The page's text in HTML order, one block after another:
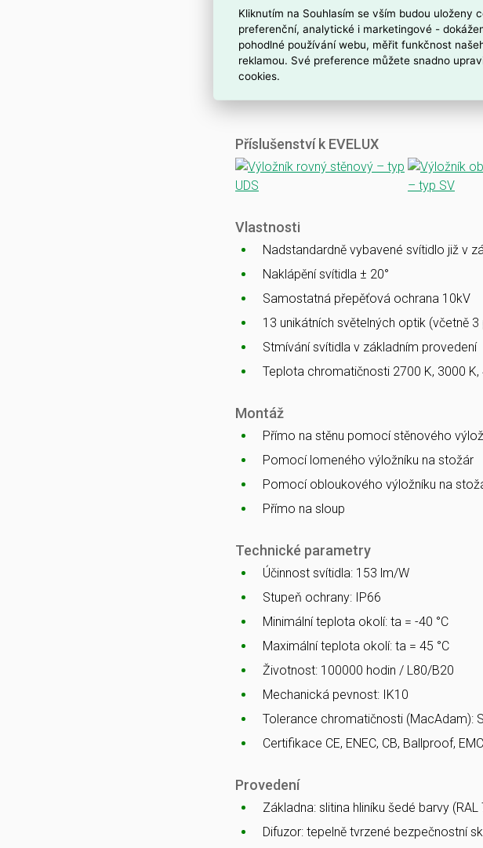
CE
ENEC
CB
EMC
Ballproof
Příslušenství k EVELUX
Vlastnosti
Nadstandardně vybavené svítidlo již v
Naklápění svítidla ± 20°
Samostatná přepěťová ochrana 10kV
13 unikátních světelných optik (včetně
Stmívání svítidla v základním provedení
Teplota chromatičnosti 2700 K, 3000 K,
Montáž
Přímo na stěnu pomocí stěnového
Pomocí lomeného výložníku na stožár
Pomocí obloukového výložníku na
Přímo na sloup
Technické parametry
Účinnost svítidla: 153 lm/W
Stupeň ochrany: IP66
Minimální teplota okolí: ta = -40 °C
Maximální teplota okolí: ta = 45 °C
Životnost: 100000 hodin / L80/B20
Mechanická pevnost: IK10
Tolerance chromatičnosti (MacAdam):
Certifikace CE, ENEC, CB, Ballproof, EMC
Provedení
Základna: slitina hliníku šedé barvy (RAL
Difuzor: tepelně tvrzené bezpečnostní
Kliknutím na Souhlasím se vším budou uloženy
preferenční, analytické i marketingové -
pohodlné používání webu, měřit funkčnost
reklamou. Své preference můžete snadno
cookies.